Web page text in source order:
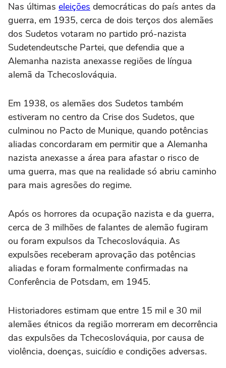
Nas últimas eleições democráticas do país antes da
guerra, em 1935, cerca de dois terços dos alemães
dos Sudetos votaram no partido pró-nazista
Sudetendeutsche Partei, que defendia que a
Alemanha nazista anexasse regiões de língua
alemã da Tchecoslováquia.
Em 1938, os alemães dos Sudetos também
estiveram no centro da Crise dos Sudetos, que
culminou no Pacto de Munique, quando potências
aliadas concordaram em permitir que a Alemanha
nazista anexasse a área para afastar o risco de
uma guerra, mas que na realidade só abriu caminho
para mais agresões do regime.
Após os horrores da ocupação nazista e da guerra,
cerca de 3 milhões de falantes de alemão fugiram
ou foram expulsos da Tchecoslováquia. As
expulsões receberam aprovação das potências
aliadas e foram formalmente confirmadas na
Conferência de Potsdam, em 1945.
Historiadores estimam que entre 15 mil e 30 mil
alemães étnicos da região morreram em decorrência
das expulsões da Tchecoslováquia, por causa de
violência, doenças, suicídio e condições adversas.